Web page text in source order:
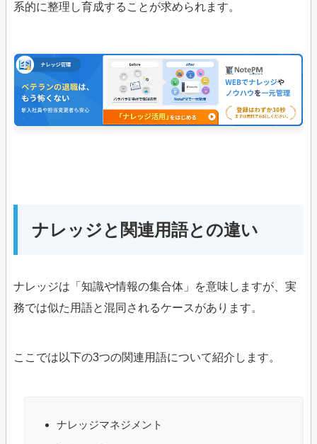
系的に整理し育成することが求められます。
ナレッジと関連用語との違い
ナレッジは「知識や情報の集合体」を意味しますが、実
務では似た用語と混同されるケースがあります。
ここでは以下の3つの関連用語について紹介します。
ナレッジマネジメント